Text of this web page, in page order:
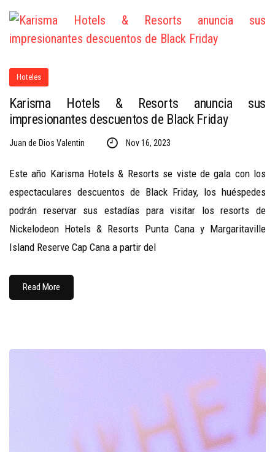
Hoteles
Karisma Hotels & Resorts anuncia sus
impresionantes descuentos de Black Friday
Juan de Dios Valentin Nov 16, 2023
Este año Karisma Hotels & Resorts se viste de gala con los
espectaculares descuentos de Black Friday, los huéspedes
podrán reservar sus estadías para visitar los resorts de
Nickelodeon Hotels & Resorts Punta Cana y Margaritaville
Island Reserve Cap Cana a partir del
Read More